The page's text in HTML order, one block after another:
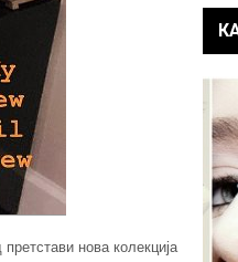
нова колекција